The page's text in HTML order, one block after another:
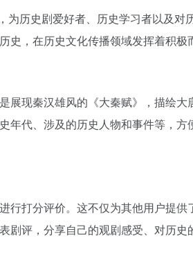
历史剧爱好者、历史学习者以及
，在历史文化传播领域发挥着积极
现秦汉雄风的《大秦赋》，描绘
代、涉及的历史人物和事件等，
打分评价。这不仅为其他用户提
评，分享自己的观剧感受、对历